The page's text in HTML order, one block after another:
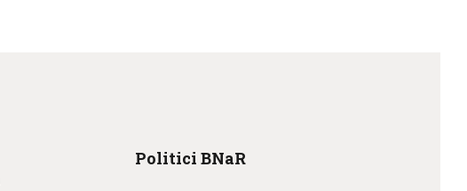
Politici BNaR